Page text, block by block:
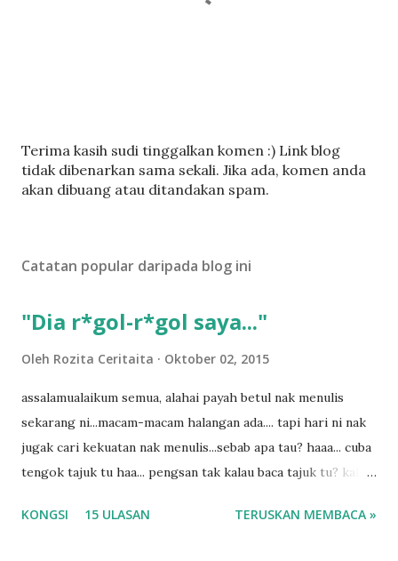
C
a
t
l
Terima kasih sudi tinggalkan komen :) Link blog
tidak dibenarkan sama sekali. Jika ada, komen anda
akan dibuang atau ditandakan spam.
Catatan popular daripada blog ini
"Dia r*gol-r*gol saya..."
Oleh Rozita Ceritaita Oktober 02, 2015
assalamualaikum semua, alahai payah betul nak menulis
sekarang ni...macam-macam halangan ada.... tapi hari ni nak
jugak cari kekuatan nak menulis...sebab apa tau? haaa... cuba
tengok tajuk tu haa... pengsan tak kalau baca tajuk tu? kalau
tau? yang sebut tu anak aku....diulangi ANAK AKU ....adoiiii
KONGSI 15 ULASAN TERUSKAN MEMBACA »